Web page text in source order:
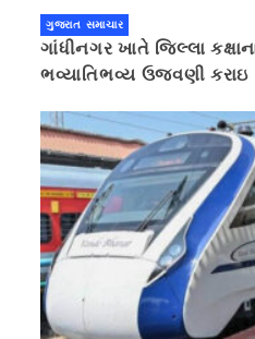
ગુજરાત સમાચાર
ગાંધીનગર ખાતે જિલ્લા
ભવ્યાતિભવ્ય ઉજવણી કરાઇ